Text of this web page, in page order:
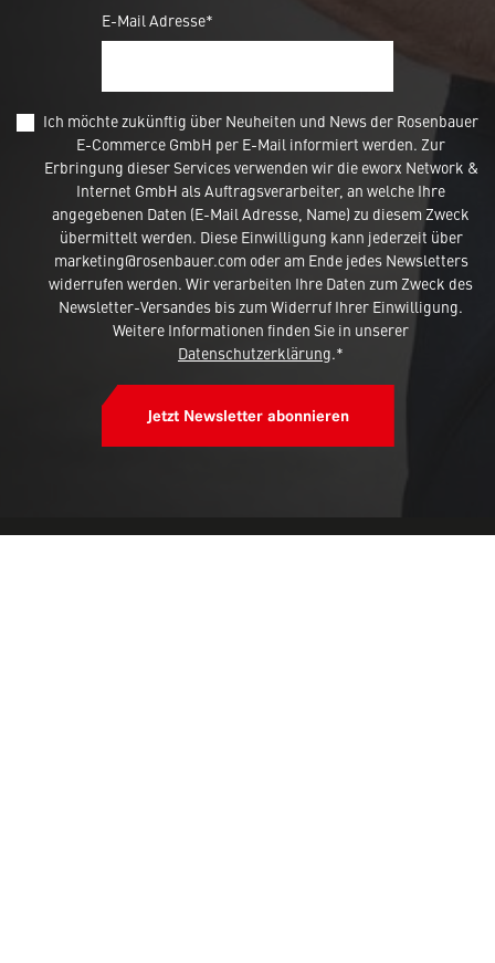
E-Mail Adresse*
Ich möchte zukünftig über Neuheiten und News der Rosenbauer
E-Commerce GmbH per E-Mail informiert werden. Zur
Erbringung dieser Services verwenden wir die eworx Network &
Internet GmbH als Auftragsverarbeiter, an welche Ihre
angegebenen Daten (E-Mail Adresse, Name) zu diesem Zweck
übermittelt werden. Diese Einwilligung kann jederzeit über
marketing@rosenbauer.com oder am Ende jedes Newsletters
widerrufen werden. Wir verarbeiten Ihre Daten zum Zweck des
Newsletter-Versandes bis zum Widerruf Ihrer Einwilligung.
Weitere Informationen finden Sie in unserer
Datenschutzerklärung.*
Jetzt Newsletter abonnieren
Diese Webseite verwendet 'Cookies'
um Inhalte und Anzeigen zu
personalisieren und zu analysieren.